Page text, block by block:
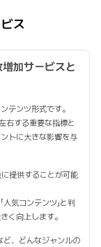
ス
加サービスと
テンツ形式です。
右する重要な指標と
トに大きな影響を与
提供することが可能
気コンテンツ」と判
く向上します。
、どんなジャンルの